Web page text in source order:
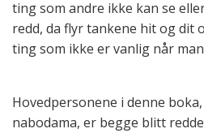
ting som andre ikke kan se
redd, da flyr tankene hit og dit
ting som ikke er vanlig når
Hovedpersonene i denne
nabodama, er begge blitt